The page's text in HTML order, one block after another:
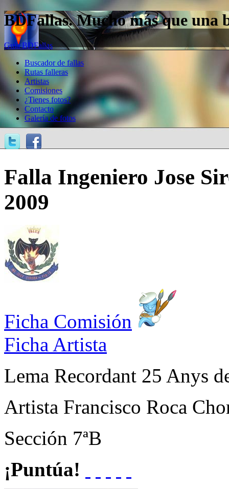
BDFallas. Mucho más que una
Guía BDFallas
Buscador de fallas
Rutas falleras
Artistas
Comisiones
¿Tienes fotos?
Contacto
Galería de fotos
Falla Ingeniero Jose
2009
Ficha Comisión
Ficha Artista
Lema Recordant 25 Anys
Artista Francisco Roca
Sección 7ªB
¡Puntúa!